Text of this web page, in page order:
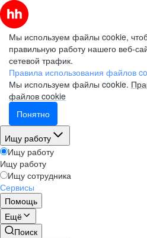
Мы используем файлы cookie,
правильную работу нашего веб-
сетевой трафик.
Правила использования файлов
Мы используем файлы cookie.
файлов cookie
Понятно
Ищу работу
Ищу работу
Ищу работу
Ищу сотрудника
Сервисы
Помощь
Ещё
Поиск